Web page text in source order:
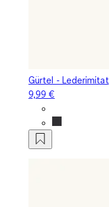
Gürtel - Lederimitat
9,99 €